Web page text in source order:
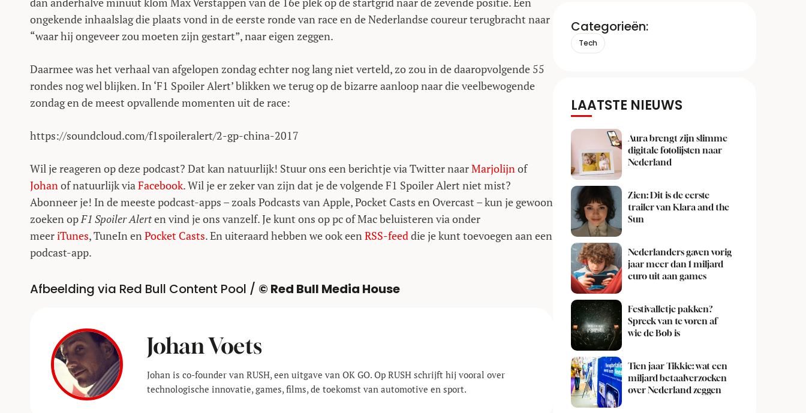
ongekende inhaalslag die plaats vond in de eerste ronde van race en de Nederlandse coureur terugbracht naar
“waar hij ongeveer zou moeten zijn gestart”, naar eigen zeggen.
Daarmee was het verhaal van afgelopen zondag echter nog lang niet verteld, zo zou in de daaropvolgende 55
rondes nog wel blijken. In ‘F1 Spoiler Alert’ blikken we terug op de bizarre aanloop naar die veelbewogende
zondag en de meest opvallende momenten uit de race:
https://soundcloud.com/f1spoileralert/2-gp-china-2017
Wil je reageren op deze podcast? Dat kan natuurlijk! Stuur ons een berichtje via Twitter naarMarjolijnof
Johanof natuurlijk viaFacebook. Wil je er zeker van zijn dat je de volgende F1 Spoiler Alert niet mist?
Abonneer je! In de meeste podcast-apps – zoals Podcasts van Apple, Pocket Casts en Overcast – kun je gewoon
zoeken opF1 Spoiler Alerten vind je ons vanzelf. Je kunt ons op pc of Mac beluisteren via onder
meeriTunes, TuneIn enPocket Casts. En uiteraard hebben we ook eenRSS-feeddie je kunt toevoegen aan een
podcast-app.
Afbeelding via Red Bull Content Pool / © Red Bull Media House
Johan Voets
Johan is co-founder van RUSH, een uitgave van OK GO. Op RUSH schrijft hij vooral over
technologische innovatie, games, films, de toekomst van automotive en sport.
Categorieën:
Tech
LAATSTE NIEUWS
Aura brengt zijn slimme
digitale fotolijsten naar
Nederland
Zien: Dit is de eerste
trailer van Klara and the
Sun
Nederlanders gaven vorig
jaar meer dan 1 miljard
euro uit aan games
Festivalletje pakken?
Spreek van te voren af
wie de Bob is
Tien jaar Tikkie: wat een
miljard betaalverzoeken
over Nederland zeggen